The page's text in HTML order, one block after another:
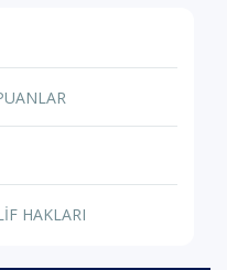
HAKLARI